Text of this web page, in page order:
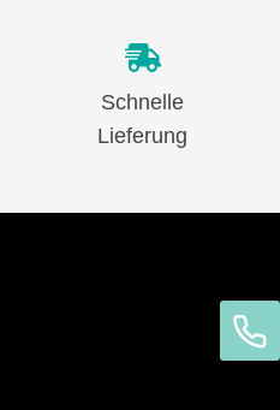
Schnelle
Lieferung